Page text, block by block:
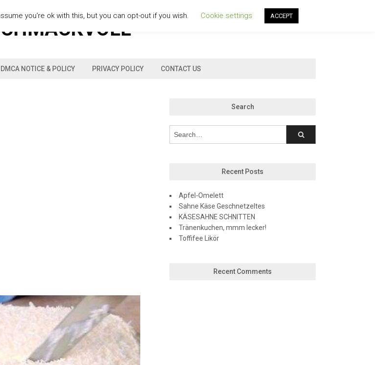
DMCA NOTICE & POLICY PRIVACY POLICY CONTACT US
Search
Recent Posts
Apfel-Omelett
Sahne Käse Geschnetzeltes
KÄSESAHNE SCHNITTEN
Tränenkuchen, mmm lecker!
Toffifee Likör
Recent Comments
you're ok with this, but you can opt-out if you wish. Cookie settings ACCEPT